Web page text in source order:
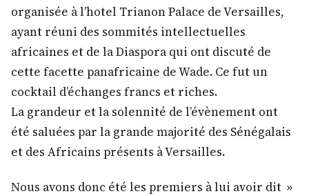
organisée à l’hotel Trianon Palace de Versailles,
ayant réuni des sommités intellectuelles
africaines et de la Diaspora qui ont discuté de
cette facette panafricaine de Wade. Ce fut un
cocktail d’échanges francs et riches.
La grandeur et la solennité de l’évènement ont
été saluées par la grande majorité des Sénégalais
et des Africains présents à Versailles.
Nous avons donc été les premiers à lui avoir dit »